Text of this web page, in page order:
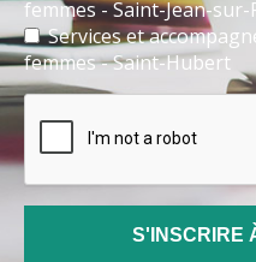
femmes - Saint-Jean-
Services et
femmes - Saint-Hubert